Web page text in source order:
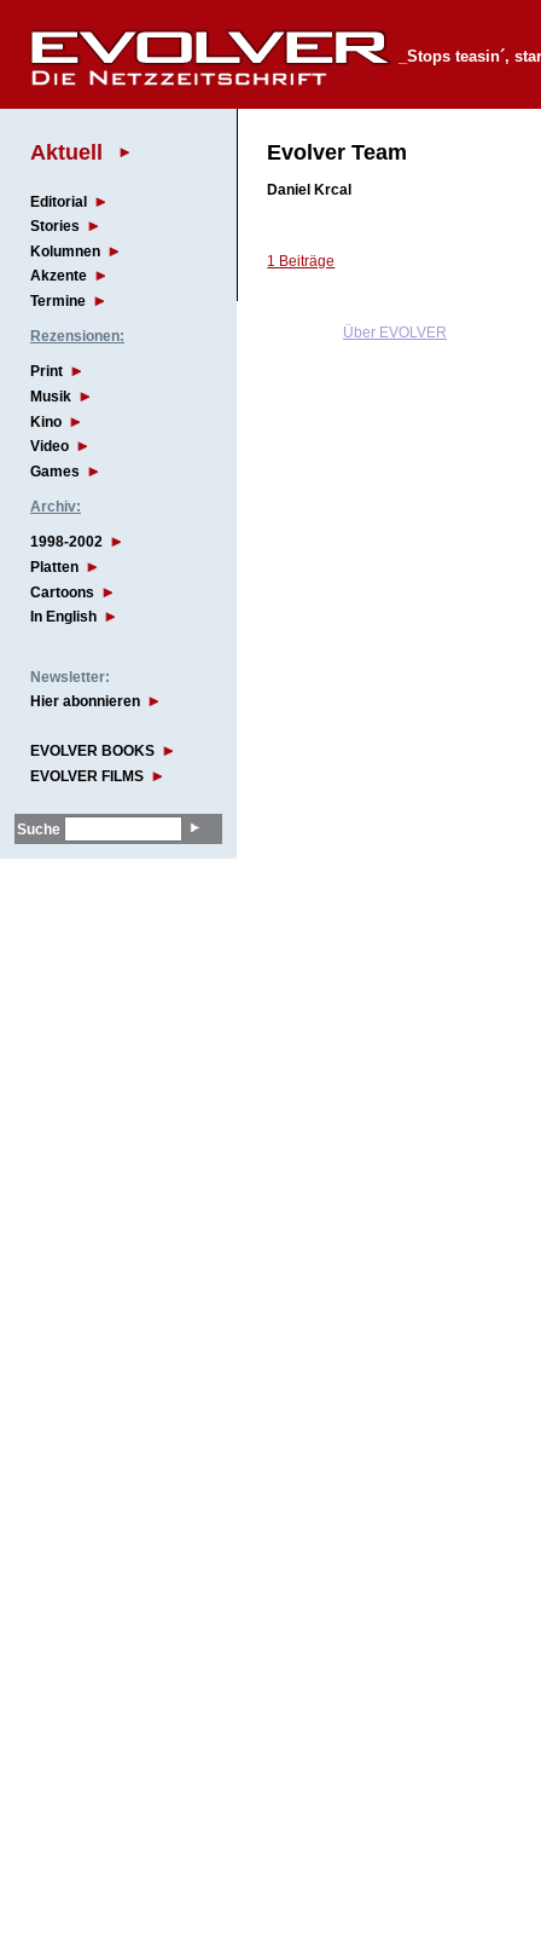
_Stops teasin´,
Aktuell
Editorial
Stories
Kolumnen
Akzente
Termine
Rezensionen:
Print
Musik
Kino
Video
Games
Archiv:
1998-2002
Platten
Cartoons
In English
Newsletter:
Hier abonnieren
EVOLVER BOOKS
EVOLVER FILMS
Suche
Evolver Team
Daniel Krcal
1 Beiträge
Über EVOLVER